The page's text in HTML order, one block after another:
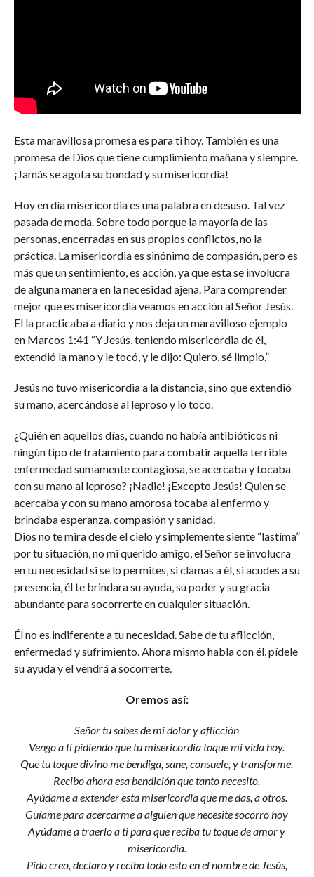
Esta maravillosa promesa es para ti hoy. También es una
promesa de Dios que tiene cumplimiento mañana y siempre.
¡Jamás se agota su bondad y su misericordia!
Hoy en día misericordia es una palabra en desuso. Tal vez
pasada de moda. Sobre todo porque la mayoría de las
personas, encerradas en sus propios conflictos, no la
práctica. La misericordia es sinónimo de compasión, pero es
más que un sentimiento, es acción, ya que esta se involucra
de alguna manera en la necesidad ajena. Para comprender
mejor que es misericordia veamos en acción al Señor Jesús.
El la practicaba a diario y nos deja un maravilloso ejemplo
en Marcos 1:41 “Y Jesús, teniendo misericordia de él,
extendió la mano y le tocó, y le dijo: Quiero, sé limpio.”
Jesús no tuvo misericordia a la distancia, sino que extendió
su mano, acercándose al leproso y lo toco.
¿Quién en aquellos días, cuando no había antibióticos ni
ningún tipo de tratamiento para combatir aquella terrible
enfermedad sumamente contagiosa, se acercaba y tocaba
con su mano al leproso? ¡Nadie! ¡Excepto Jesús! Quien se
acercaba y con su mano amorosa tocaba al enfermo y
brindaba esperanza, compasión y sanidad.
Dios no te mira desde el cielo y simplemente siente “lastima”
por tu situación, no mi querido amigo, el Señor se involucra
en tu necesidad si se lo permites, si clamas a él, si acudes a su
presencia, él te brindara su ayuda, su poder y su gracia
abundante para socorrerte en cualquier situación.
Él no es indiferente a tu necesidad. Sabe de tu aflicción,
enfermedad y sufrimiento. Ahora mismo habla con él, pídele
su ayuda y el vendrá a socorrerte.
Oremos así:
Señor tu sabes de mi dolor y aflicción
Vengo a ti pidiendo que tu misericordia toque mi vida hoy.
Que tu toque divino me bendiga, sane, consuele, y transforme.
Recibo ahora esa bendición que tanto necesito.
Ayúdame a extender esta misericordia que me das, a otros.
Guíame para acercarme a alguien que necesite socorro hoy
Ayúdame a traerlo a ti para que reciba tu toque de amor y
misericordia.
Pido creo, declaro y recibo todo esto en el nombre de Jesús,